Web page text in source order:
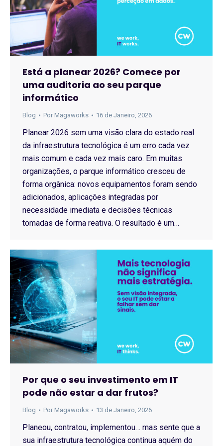
Está a planear 2026? Comece por
uma auditoria ao seu parque
informático
Blog Por Magaworks 16 de Janeiro, 2026
Planear 2026 sem uma visão clara do estado real
da infraestrutura tecnológica é um erro cada vez
mais comum e cada vez mais caro. Em muitas
organizações, o parque informático cresceu de
forma orgânica: novos equipamentos foram sendo
adicionados, aplicações integradas por
necessidade imediata e decisões técnicas
tomadas de forma reativa. O resultado é um…
Por que o seu investimento em IT
pode não estar a dar frutos?
Blog Por Magaworks 13 de Janeiro, 2026
Planeou, contratou, implementou… mas sente que a
sua infraestrutura tecnológica continua aquém do